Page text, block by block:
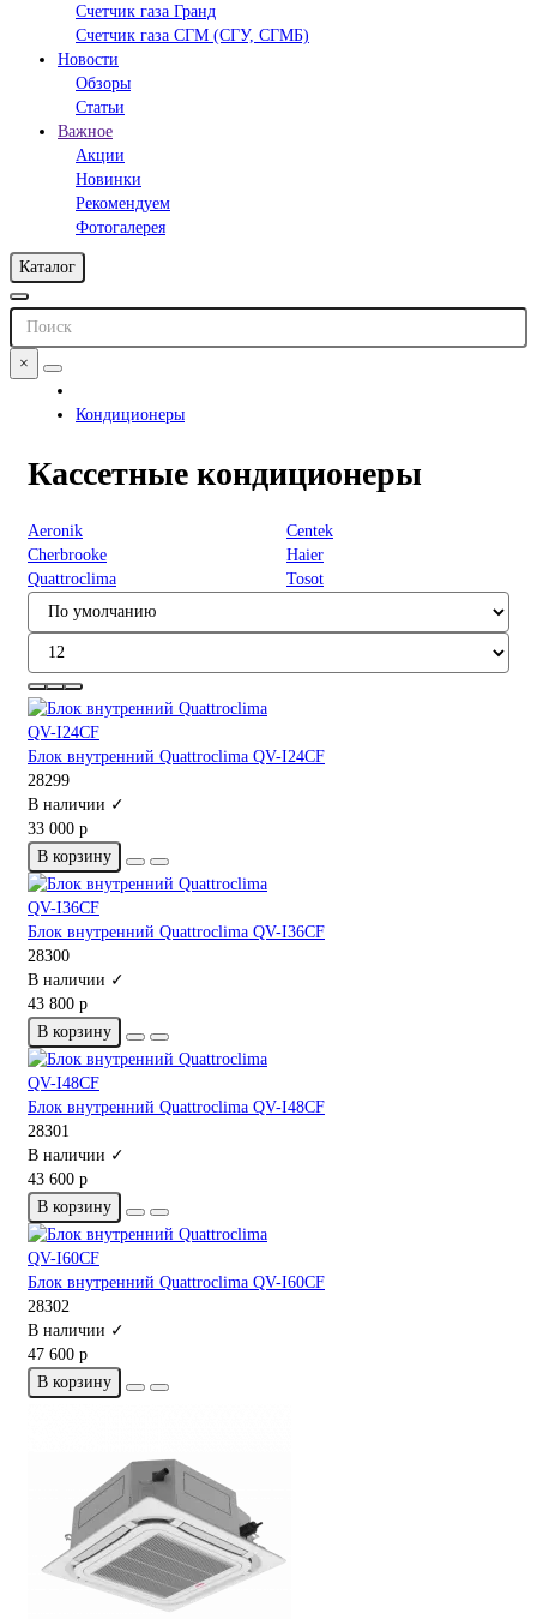
Счетчик газа Гранд
Счетчик газа СГМ (СГУ, СГМБ)
Новости
Обзоры
Статьи
Важное
Акции
Новинки
Рекомендуем
Фотогалерея
Каталог
×
Кондиционеры
Кассетные кондиционеры
Aeronik
Centek
Cherbrooke
Haier
Quattroclima
Tosot
Блок внутренний Quattroclima QV-I24CF
28299
В наличии ✓
33 000 р
В корзину
Блок внутренний Quattroclima QV-I36CF
28300
В наличии ✓
43 800 р
В корзину
Блок внутренний Quattroclima QV-I48CF
28301
В наличии ✓
43 600 р
В корзину
Блок внутренний Quattroclima QV-I60CF
28302
В наличии ✓
47 600 р
В корзину